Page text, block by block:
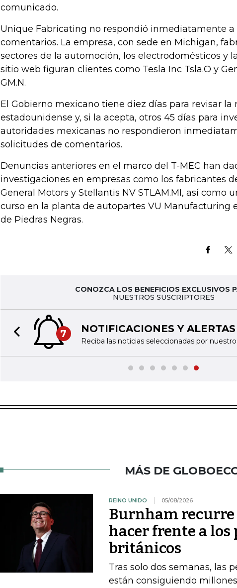
comunicado.
Unique Fabricating no respondió inmediatamente
comentarios. La empresa, con sede en Michigan,
sectores de la automoción, los electrodomésticos y
sitio web figuran clientes como Tesla Inc Tsla.O y
GM.N.
El Gobierno mexicano tiene diez días para revisar la
estadounidense y, si la acepta, otros 45 días para
autoridades mexicanas no respondieron
solicitudes de comentarios.
Denuncias anteriores en el marco del T-MEC han
investigaciones en empresas como los fabricantes
General Motors y Stellantis NV STLAM.MI, así como
curso en la planta de autopartes VU Manufacturing
de Piedras Negras.
CONOZCA LOS BENEFICIOS EXCLUSIVOS
NUESTROS SUSCRIPTORES
7 NOTIFICACIONES Y ALERTAS
Reciba las noticias seleccionadas por
Previous slide
MÁS DE
REINO UNIDO 05/08/2026
Burnham recurre
hacer frente a
británicos
Tras solo dos semanas, las
están consiguiendo